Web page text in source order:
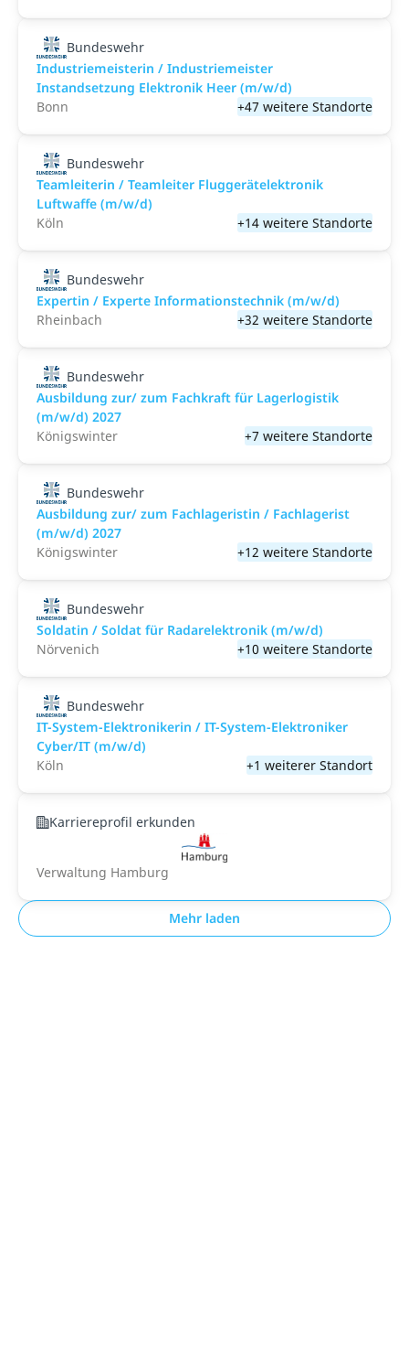
Bundeswehr
Industriemeisterin / Industriemeister
Instandsetzung Elektronik Heer (m/w/d)
Bonn
+47 weitere Standorte
Bundeswehr
Teamleiterin / Teamleiter Fluggerätelektronik
Luftwaffe (m/w/d)
Köln
+14 weitere Standorte
Bundeswehr
Expertin / Experte Informationstechnik (m/w/d)
Rheinbach
+32 weitere Standorte
Bundeswehr
Ausbildung zur/ zum Fachkraft für Lagerlogistik
(m/w/d) 2027
Königswinter
+7 weitere Standorte
Bundeswehr
Ausbildung zur/ zum Fachlageristin / Fachlagerist
(m/w/d) 2027
Königswinter
+12 weitere Standorte
Bundeswehr
Soldatin / Soldat für Radarelektronik (m/w/d)
Nörvenich
+10 weitere Standorte
Bundeswehr
IT-System-Elektronikerin / IT-System-Elektroniker
Cyber/IT (m/w/d)
Köln
+1 weiterer Standort
Karriereprofil erkunden
Verwaltung Hamburg
Mehr laden